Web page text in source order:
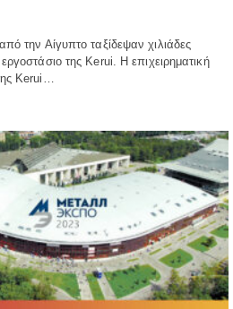
την Αίγυπτο ταξίδεψαν χιλιάδες
της Kerui. Η επιχειρηματική
Kerui…